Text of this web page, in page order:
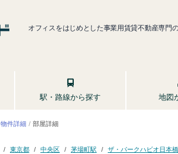
オフィスをはじめとした事業用賃貸不動産専門
駅・路線から探す 地図
物件詳細 部屋詳細
東京都 中央区 茅場町駅 ザ・パークハビオ日本